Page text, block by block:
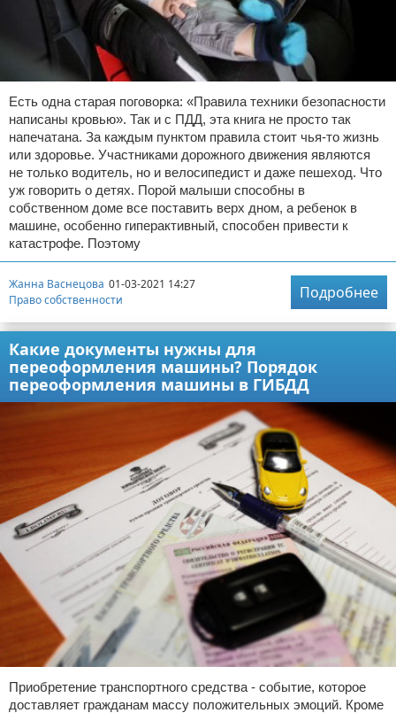
Есть одна старая поговорка: «Правила техники безопасности
написаны кровью». Так и с ПДД, эта книга не просто так
напечатана. За каждым пунктом правила стоит чья-то жизнь
или здоровье. Участниками дорожного движения являются
не только водитель, но и велосипедист и даже пешеход. Что
уж говорить о детях. Порой малыши способны в
собственном доме все поставить верх дном, а ребенок в
машине, особенно гиперактивный, способен привести к
катастрофе. Поэтому
Жанна Васнецова 01-03-2021 14:27
Право собственности
Подробнее
Какие документы нужны для
переоформления машины? Порядок
переоформления машины в ГИБДД
Приобретение транспортного средства - событие, которое
доставляет гражданам массу положительных эмоций. Кроме